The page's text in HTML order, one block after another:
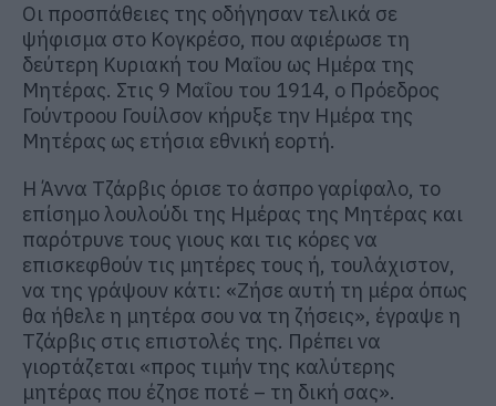
Οι προσπάθειες της οδήγησαν τελικά σε
ψήφισμα στο Κογκρέσο, που αφιέρωσε τη
δεύτερη Κυριακή του Μαΐου ως Ημέρα της
Μητέρας. Στις 9 Μαΐου του 1914, ο Πρόεδρος
Γούντροου Γουίλσον κήρυξε την Ημέρα της
Μητέρας ως ετήσια εθνική εορτή.
Η Άννα Τζάρβις όρισε το άσπρο γαρίφαλο, το
επίσημο λουλούδι της Ημέρας της Μητέρας και
παρότρυνε τους γιους και τις κόρες να
επισκεφθούν τις μητέρες τους ή, τουλάχιστον,
να της γράψουν κάτι: «Ζήσε αυτή τη μέρα όπως
θα ήθελε η μητέρα σου να τη ζήσεις», έγραψε η
Τζάρβις στις επιστολές της. Πρέπει να
γιορτάζεται «προς τιμήν της καλύτερης
μητέρας που έζησε ποτέ – τη δική σας».